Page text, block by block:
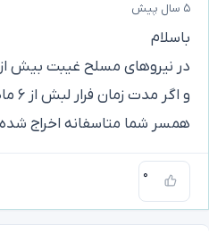
۵ سال پیش
باسلام
و
همسر شما متاسفانه اخراج
۰